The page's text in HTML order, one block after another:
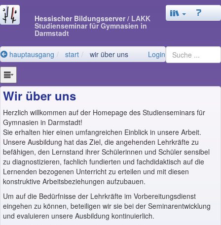
Hessischer Bildungsserver/ LAKK
Studienseminar für Gymnasien in
Darmstadt
hauptausgang start wir über uns Login
Wir über uns
Herzlich willkommen auf der Homepage des Studienseminars für
Gymnasien in Darmstadt!
Sie erhalten hier einen umfangreichen Einblick in unsere Arbeit.
Unsere Ausbildung hat das Ziel, die angehenden Lehrkräfte zu
befähigen, den Lernstand ihrer Schülerinnen und Schüler sensibel
zu diagnostizieren, fachlich fundierten und fachdidaktisch auf die
Lernenden bezogenen Unterricht zu erteilen und mit diesen
konstruktive Arbeitsbeziehungen aufzubauen.
Um auf die Bedürfnisse der Lehrkräfte im Vorbereitungsdienst
eingehen zu können, beteiligen wir sie bei der Seminarentwicklung
und evaluieren unsere Ausbildung kontinuierlich.